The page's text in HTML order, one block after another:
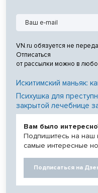
VN.ru обязуется не
Отписаться
от рассылки можно в
Искитимский маньяк:
Психушка для
закрытой лечебнице
Вам было
Подпишитесь на наш
самые интересные
Подписаться на